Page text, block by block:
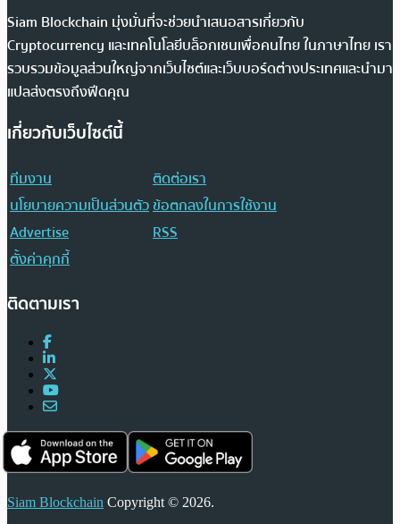
Siam Blockchain มุ่งมั่นที่จะช่วยนำเสนอสารเกี่ยวกับ
Cryptocurrency และเทคโนโลยีบล็อกเชนเพื่อคนไทย ในภาษาไทย เรา
รวบรวมข้อมูลส่วนใหญ่จากเว็บไซต์และเว็บบอร์ดต่างประเทศและนำมา
แปลส่งตรงถึงฟีดคุณ
เกี่ยวกับเว็บไซต์นี้
ทีมงาน
ติดต่อเรา
นโยบายความเป็นส่วนตัวข้อตกลงในการใช้งาน
Advertise
RSS
ตั้งค่าคุกกี้
ติดตามเรา
Siam Blockchain Copyright © 2026.